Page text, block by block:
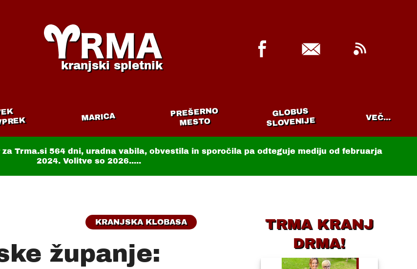
kranjski spletnik
MARICA PREŠERNO
MESTO
GLOBUS
SLOVENIJE VEČ...
Trma.si 564 dni, uradna vabila, obvestila in sporočila pa odteguje mediju od februarja
2024. Volitve so 2026.....
KRANJSKA KLOBASA
županje:
TRMA KRANJ
DRMA!